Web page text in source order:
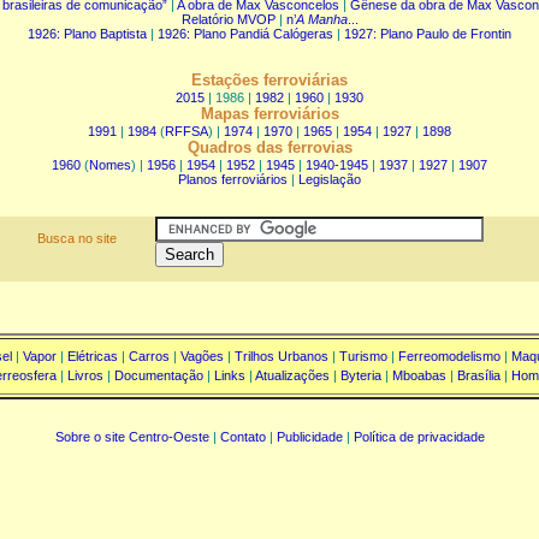
brasileiras de comunicação”
A obra de Max Vasconcelos
Gênese da obra de Max
Relatório MVOP| n’A Manha...
1926: Plano Baptista
1926: Plano Pandiá Calógeras 1927: Plano Paulo de Frontin
Estações ferroviárias
2015 | 1986 | 1982 1960 1930
Mapas ferroviários
1991 1984 (RFFSA) | 1974 1970 1965 1954 1927 1898
Quadros das ferrovias
1960 (Nomes) | 1956 1954 1952 1945 1940-1945 1937 1927
1907
Planos ferroviários
Legislação
Busca no site
| Vapor | Elétricas | Carros | Vagões | Trilhos Urbanos | Turismo | Ferreomodelismo |
| Livros | Documentação| Links | Atualizações | Byteria| Mboabas | Brasília|
Sobre o site Centro-Oeste| Contato| Publicidade| Política de privacidade